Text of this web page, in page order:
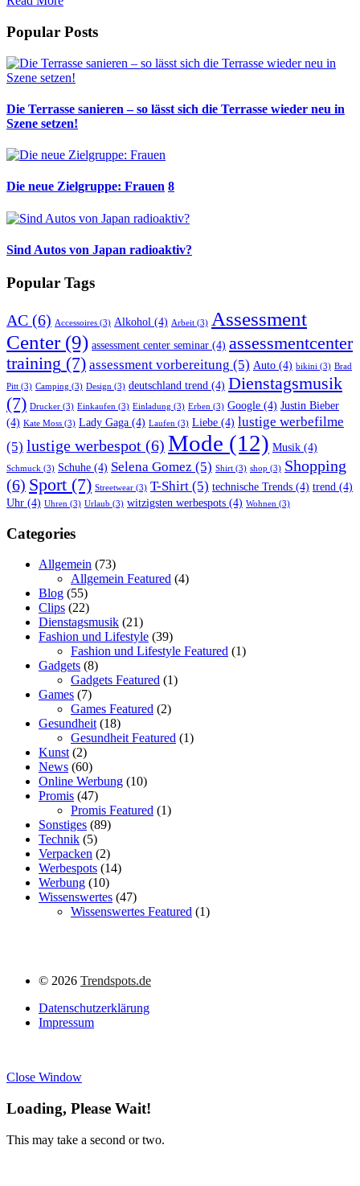
Popular Posts
Die Terrasse sanieren – so lässt sich die Terrasse wieder neu in
Szene setzen!
Die neue Zielgruppe: Frauen 8
Sind Autos von Japan radioaktiv?
Popular Tags
AC (6) Accessoires (3) Alkohol (4) Arbeit (3) Assessment
Center(9) assessment center seminar (4) assessmentcenter
training (7) assessment vorbereitung (5) Auto (4) bikini (3) Brad
Pitt (3) Camping (3) Design (3) deutschland trend (4) Dienstagsmusik
(7) Drucker (3) Einkaufen (3) Einladung (3) Erben (3) Google (4) Justin Bieber
(4) Kate Moss (3) Lady Gaga (4) Laufen (3) Liebe (4) lustige werbefilme
(5) lustige werbespot (6) Mode (12) Musik (4)
Schmuck (3) Schuhe (4) Selena Gomez (5) Shirt (3) shop (3) Shopping
(6) Sport (7) Streetwear (3) T-Shirt (5) technische Trends (4) trend (4)
Uhr (4) Uhren (3) Urlaub (3) witzigsten werbespots (4) Wohnen (3)
Categories
Allgemein (73)
Allgemein Featured (4)
Blog (55)
Clips (22)
Dienstagsmusik (21)
Fashion und Lifestyle (39)
Fashion und Lifestyle Featured (1)
Gadgets (8)
Gadgets Featured (1)
Games (7)
Games Featured (2)
Gesundheit(18)
Gesundheit Featured (1)
Kunst(2)
News (60)
Online Werbung (10)
Promis (47)
Promis Featured (1)
Sonstiges (89)
Technik (5)
Verpacken (2)
Werbespots (14)
Werbung (10)
Wissenswertes (47)
Wissenswertes Featured (1)
© 2026 Trendspots.de
Datenschutzerklärung
Impressum
Close Window
Loading, Please Wait!
This may take a second or two.